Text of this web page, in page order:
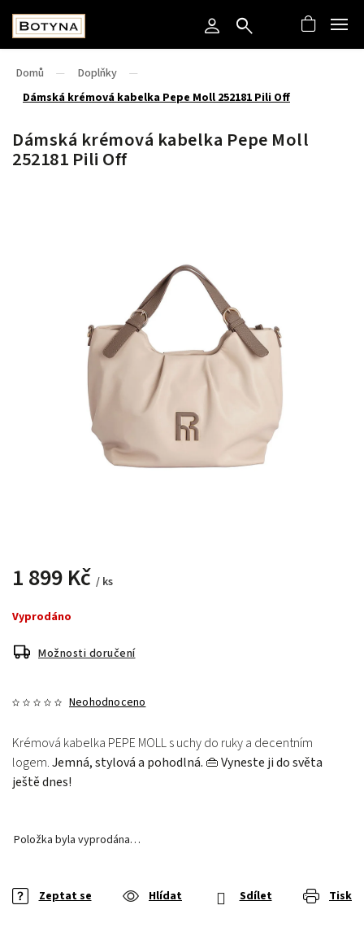
Domů / Doplňky
/
Dámská krémová kabelka Pepe Moll 252181 Pili Off
Dámská krémová kabelka Pepe Moll
252181 Pili Off
1 899 Kč / ks
Vyprodáno
Možnosti doručení
Neohodnoceno
Krémová kabelka PEPE MOLL s uchy do ruky a decentním
logem.Jemná, stylová a pohodlná. 👜 Vyneste ji do světa
ještě dnes!
Položka byla vyprodána…
Tisk
Zeptat se Hlídat Sdílet